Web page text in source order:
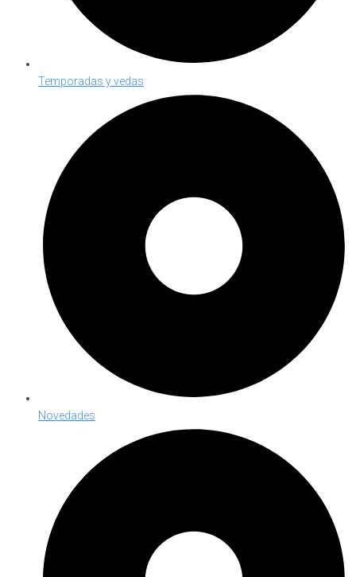
Temporadas y vedas
Novedades